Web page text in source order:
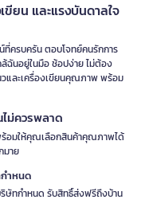
ขียน และแรงบันดาลใจ
ที่ครบครัน ตอบโจทย์คนรักการ
ฉันอยู่ในมือ ช้อปง่าย ไม่ต้อง
และเครื่องเขียนคุณภาพ พร้อม
ม่ควรพลาด
ร้อมให้คุณเลือกสินค้าคุณภาพได้
มาย
ำหนด
ษัทกำหนด รับสิทธิ์ส่งฟรีถึงบ้าน